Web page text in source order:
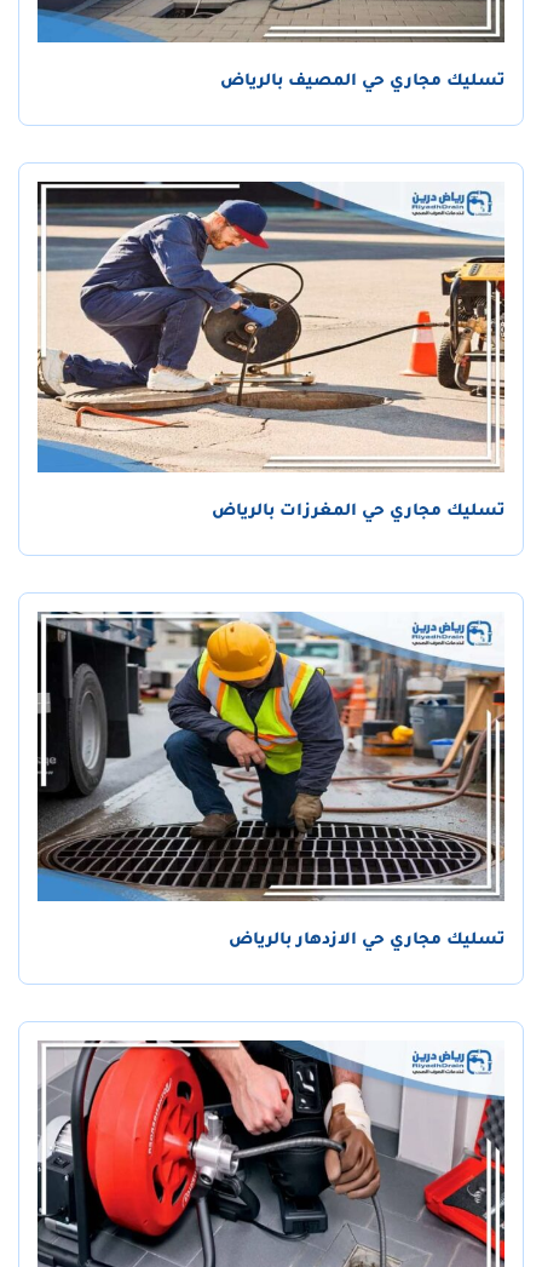
تسليك مجاري حي المصيف بالرياض
تسليك مجاري حي المغرزات بالرياض
تسليك مجاري حي الازدهار بالرياض